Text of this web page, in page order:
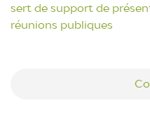
sert de support de
réunions publiques